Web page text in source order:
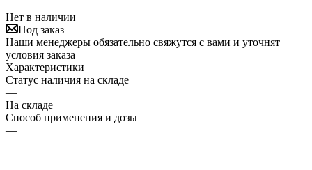
Нет в наличии
Под заказ
Наши менеджеры обязательно свяжутся с вами и уточнят
условия заказа
Характеристики
Статус наличия на складе
—
На складе
Способ применения и дозы
—